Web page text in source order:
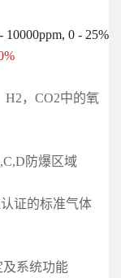
10000ppm, 0 - 25%
H2，CO2中的氧
防爆区域
证的标准气体
系统功能